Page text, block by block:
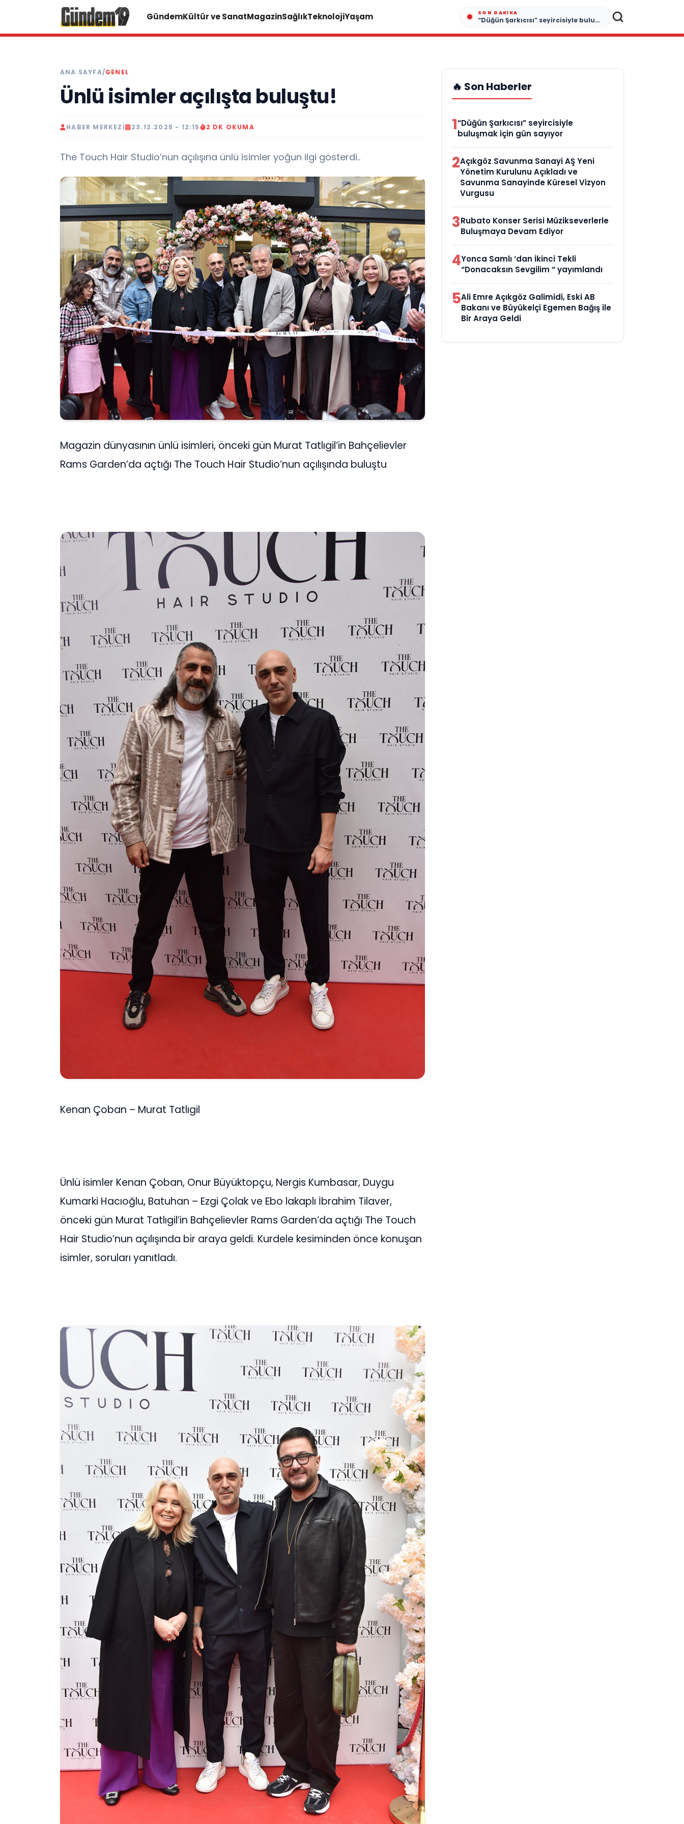
GündemKültür ve SanatMagazinSağlıkTeknolojiYaşam SON DAKIKA
“Düğün Şarkıcısı” seyircisiyle buluşmak için gün sayıyor
ANA SAYFA/GENEL
Ünlü isimler açılışta buluştu!
HABER MERKEZI 23.12.2025 - 12:15 2 DK OKUMA
The Touch Hair Studio’nun açılışına ünlü isimler yoğun ilgi gösterdi..
Magazin dünyasının ünlü isimleri, önceki gün Murat Tatlıgil’in Bahçelievler
Rams Garden’da açtığı The Touch Hair Studio’nun açılışında buluştu
Kenan Çoban – Murat Tatlıgil
Ünlü isimler Kenan Çoban, Onur Büyüktopçu, Nergis Kumbasar, Duygu
Kumarki Hacıoğlu, Batuhan – Ezgi Çolak ve Ebo lakaplı İbrahim Tilaver,
önceki gün Murat Tatlıgil’in Bahçelievler Rams Garden’da açtığı The Touch
Hair Studio’nun açılışında bir araya geldi. Kurdele kesiminden önce konuşan
isimler, soruları yanıtladı.
🔥 Son Haberler
1“Düğün Şarkıcısı” seyircisiyle
buluşmak için gün sayıyor
2Açıkgöz Savunma Sanayi AŞ Yeni
Yönetim Kurulunu Açıkladı ve
Savunma Sanayinde Küresel Vizyon
Vurgusu
3Rubato Konser Serisi Müzikseverlerle
Buluşmaya Devam Ediyor
4Yonca Samlı ‘dan İkinci Tekli
“Donacaksın Sevgilim “ yayımlandı
5Ali Emre Açıkgöz Galimidi, Eski AB
Bakanı ve Büyükelçi Egemen Bağış ile
Bir Araya Geldi